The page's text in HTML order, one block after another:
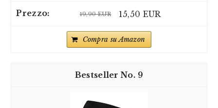
19,90 EUR 15,50 EUR
Compra su Amazon
9